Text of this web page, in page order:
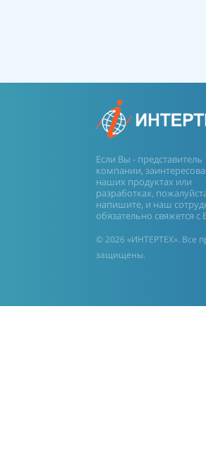
Если Вы - представитель
компании,
наших продуктах или
разработках,
напишите, и наш
обязательно свяжется с
© 2026 «ИНТЕРТЕХ». Все
защищены.